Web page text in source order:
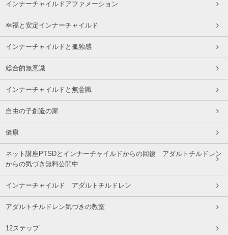
インナーチャイルドアファメーション
幸福と安定インナーチャイルド
インナーチャイルドと孤独感
総合的無意識
インナーチャイルドと無意識
自由の子創造の家
健康
ネット講座PTSDとインナーチャイルドからの回復 アダルトチルドレン
からの気づき無料公開中
インナーチャイルド アダルトチルドレン
アダルトチルドレン気づきの教室
12ステップ